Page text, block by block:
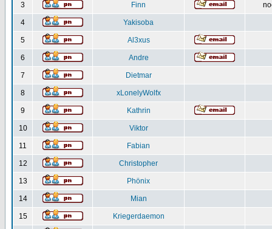
3 Finn
4 Yakisoba
5 Al3xus
6 Andre
7 Dietmar
8 xLonelyWolfx
9 Kathrin
10 Viktor
11 Fabian
12 Christopher
13 Phönix
14 Mian
15 Kriegerdaemon